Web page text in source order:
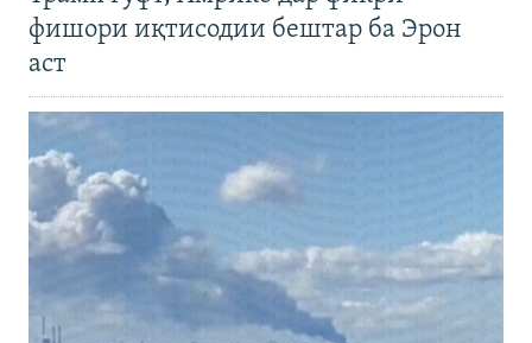
фишори иқтисодии бештар ба Эрон
аст